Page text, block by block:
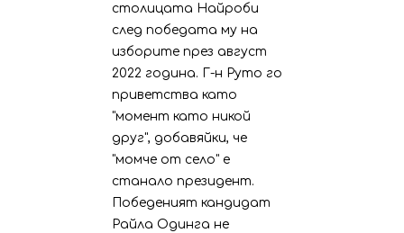
столицата Найроби
след победата му на
изборите през август
2022 година. Г-н Руто го
приветства като
"момент като никой
друг", добавяйки, че
"момче от село" е
станало президент.
Победеният кандидат
Райла Одинга не